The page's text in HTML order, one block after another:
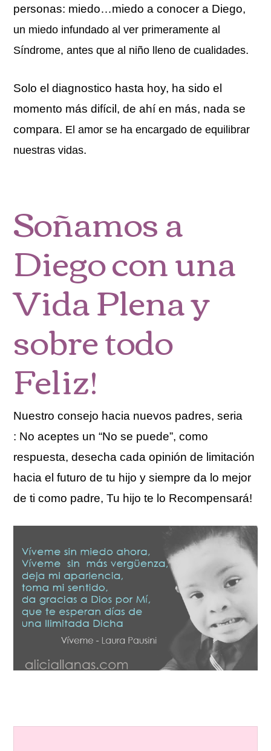
personas: miedo…miedo a conocer a Diego,
un miedo infundado al ver primeramente al
Síndrome, antes que al niño lleno de cualidades.
Solo el diagnostico hasta hoy, ha sido el
momento más difícil, de ahí en más, nada se
compara. El amor se ha encargado de equilibrar
nuestras vidas.
Soñamos a
Diego con una
Vida Plena y
sobre todo
Feliz!
Nuestro consejo hacia nuevos padres, seria
: No aceptes un “No se puede”, como
respuesta, desecha cada opinión de limitación
hacia el futuro de tu hijo y siempre da lo mejor
de ti como padre, Tu hijo te lo Recompensará!